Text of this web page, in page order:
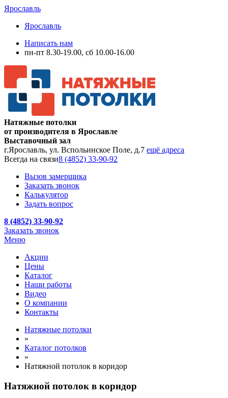
Ярославль
Ярославль
Написать нам
пн-пт 8.30-19.00, сб 10.00-16.00
Натяжные потолки
от производителя в Ярославле
Выставочный зал
г.Ярославль, ул. Вспольинское Поле, д.7 ещё адреса
Всегда на связи8 (4852) 33-90-92
Вызов замерщика
Заказать звонок
Калькулятор
Задать вопрос
8 (4852) 33-90-92
Заказать звонок
Меню
Акции
Цены
Каталог
Наши работы
Видео
О компании
Контакты
Натяжные потолки
»
Каталог потолков
»
Натяжной потолок в коридор
Натяжной потолок в коридор